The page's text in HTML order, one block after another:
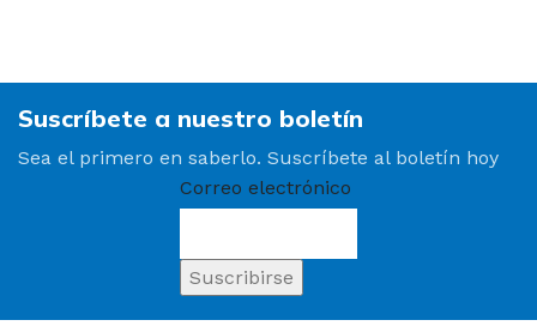
Suscríbete a nuestro boletín
Sea el primero en saberlo. Suscríbete al boletín hoy
Correo electrónico